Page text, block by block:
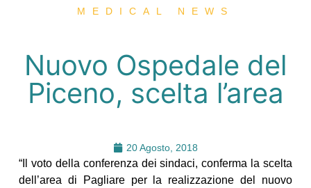
MEDICAL NEWS
Nuovo Ospedale del
Piceno, scelta l’area
20 Agosto, 2018
“Il voto della conferenza dei sindaci, conferma la scelta
dell’area di Pagliare per la realizzazione del nuovo